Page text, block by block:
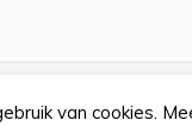
van cookies.